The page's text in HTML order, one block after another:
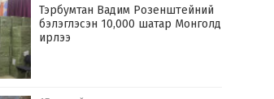
Тэрбумтан Вадим Розенштейний
бэлэглэсэн 10,000 шатар Монголд
ирлээ